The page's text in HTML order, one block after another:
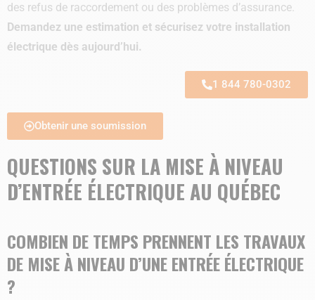
des refus de raccordement ou des problèmes d’assurance.
Demandez une estimation et sécurisez votre installation
électrique dès aujourd’hui.
1 844 780-0302
Obtenir une soumission
QUESTIONS SUR LA MISE À NIVEAU
D’ENTRÉE ÉLECTRIQUE AU QUÉBEC
COMBIEN DE TEMPS PRENNENT LES TRAVAUX
DE MISE À NIVEAU D’UNE ENTRÉE ÉLECTRIQUE
?